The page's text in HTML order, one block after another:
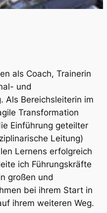
als Coach, Trainerin
und
Als Bereichsleiterin im
Transformation
Einführung geteilter
Leitung)
Lernens erfolgreich
ich Führungskräfte
großen und
bei ihrem Start in
ihrem weiteren Weg.